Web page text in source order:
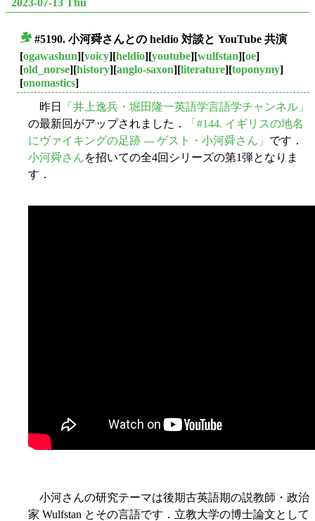
#5190. 小河舜さんとの heldio 対談と YouTube 共演
[ogawashun][voicy][heldio][youtube][wulfstan][oe]
[old_norse][history][anglo-saxon][literature][toponymy]
[onomastics]
昨日
「井上逸兵・堀田隆一英語学言語学チャンネル」
の最新回がアップされました．
「#144. イギリスの地名
にヴァイキングの足跡 --- ゲスト・小河舜さん」 です．
小河舜さんを招いての全4回シリーズの第1弾となりま
す．
小河さんの研究テーマは後期古英語期の説教師・政治
家 Wulfstan とその言語です．立教大学の博士論文として